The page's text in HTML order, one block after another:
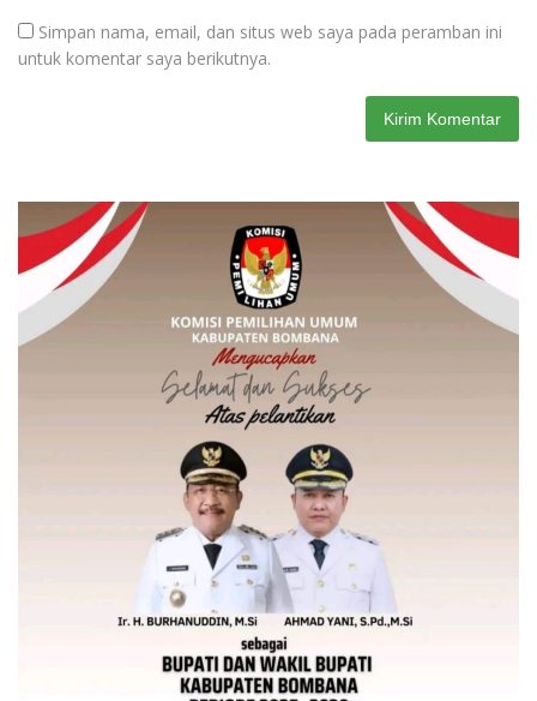
Simpan nama, email, dan situs web saya pada peramban ini
untuk komentar saya berikutnya.